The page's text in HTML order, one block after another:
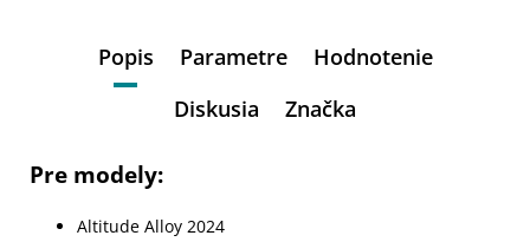
Popis Parametre
Hodnotenie
Diskusia
Značka
Pre modely:
Altitude Alloy 2024